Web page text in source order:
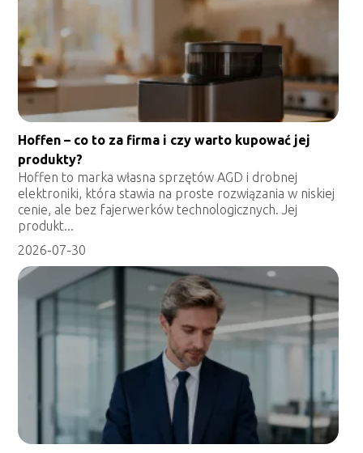
Hoffen – co to za firma i czy warto kupować jej
produkty?
Hoffen to marka własna sprzętów AGD i drobnej
elektroniki, która stawia na proste rozwiązania w niskiej
cenie, ale bez fajerwerków technologicznych. Jej
produkt...
2026-07-30